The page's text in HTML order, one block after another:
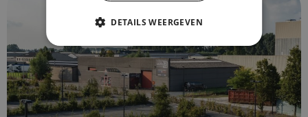
DETAILS WEERGEVEN